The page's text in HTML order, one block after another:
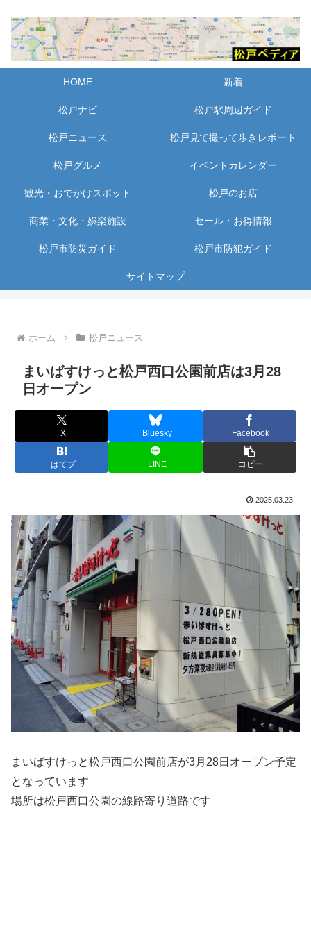
HOME 新着
松戸ナビ 松戸駅周辺ガイド
松戸ニュース 松戸見て撮って歩きレポート
松戸グルメ イベントカレンダー
観光・おでかけスポット 松戸のお店
商業・文化・娯楽施設 セール・お得情報
松戸市防災ガイド 松戸市防犯ガイド
サイトマップ
ホーム 松戸ニュース
まいばすけっと松戸西口公園前店は3月28
日オープン
X Bluesky Facebook
はてブ LINE コピー
2025.03.23
まいばすけっと松戸西口公園前店が3月28日オープン予定
となっています
場所は松戸西口公園の線路寄り道路です